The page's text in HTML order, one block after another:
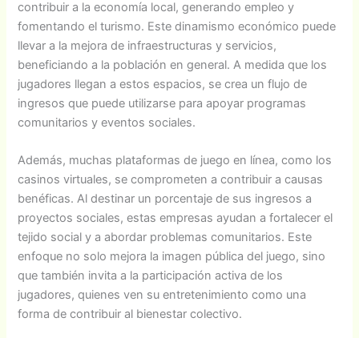
contribuir a la economía local, generando empleo y
fomentando el turismo. Este dinamismo económico puede
llevar a la mejora de infraestructuras y servicios,
beneficiando a la población en general. A medida que los
jugadores llegan a estos espacios, se crea un flujo de
ingresos que puede utilizarse para apoyar programas
comunitarios y eventos sociales.
Además, muchas plataformas de juego en línea, como los
casinos virtuales, se comprometen a contribuir a causas
benéficas. Al destinar un porcentaje de sus ingresos a
proyectos sociales, estas empresas ayudan a fortalecer el
tejido social y a abordar problemas comunitarios. Este
enfoque no solo mejora la imagen pública del juego, sino
que también invita a la participación activa de los
jugadores, quienes ven su entretenimiento como una
forma de contribuir al bienestar colectivo.